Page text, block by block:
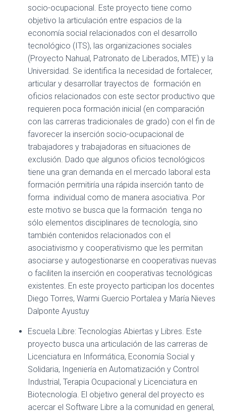
socio-ocupacional. Este proyecto tiene como
objetivo la articulación entre espacios de la
economía social relacionados con el desarrollo
tecnológico (ITS), las organizaciones sociales
(Proyecto Nahual, Patronato de Liberados, MTE) y la
Universidad. Se identifica la necesidad de fortalecer,
articular y desarrollar trayectos de formación en
oficios relacionados con este sector productivo que
requieren poca formación inicial (en comparación
con las carreras tradicionales de grado) con el fin de
favorecer la inserción socio-ocupacional de
trabajadores y trabajadoras en situaciones de
exclusión. Dado que algunos oficios tecnológicos
tiene una gran demanda en el mercado laboral esta
formación permitiría una rápida inserción tanto de
forma individual como de manera asociativa. Por
este motivo se busca que la formación tenga no
sólo elementos disciplinares de tecnología, sino
también contenidos relacionados con el
asociativismo y cooperativismo que les permitan
asociarse y autogestionarse en cooperativas nuevas
o faciliten la inserción en cooperativas tecnológicas
existentes. En este proyecto participan los docentes
Diego Torres, Warmi Guercio Portalea y María Nieves
Dalponte Ayustuy
Escuela Libre: Tecnologías Abiertas y Libres. Este
proyecto busca una articulación de las carreras de
Licenciatura en Informática, Economía Social y
Solidaria, Ingeniería en Automatización y Control
Industrial, Terapia Ocupacional y Licenciatura en
Biotecnología. El objetivo general del proyecto es
acercar el Software Libre a la comunidad en general,